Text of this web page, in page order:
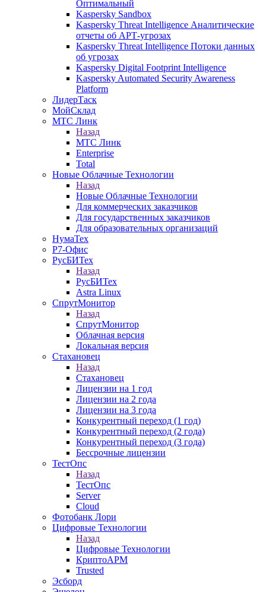
Оптимальный
Kaspersky Sandbox
Kaspersky Threat Intelligence Аналитические
отчеты об АРТ-угрозах
Kaspersky Threat Intelligence Потоки данных
об угрозах
Kaspersky Digital Footprint Intelligence
Kaspersky Automated Security Awareness
Platform
ЛидерТаск
МойСклад
МТС Линк
Назад
МТС Линк
Enterprise
Total
Новые Облачные Технологии
Назад
Новые Облачные Технологии
Для коммерческих заказчиков
Для государственных заказчиков
Для образовательных организаций
НумаТех
Р7-Офис
РусБИТех
Назад
РусБИТех
Astra Linux
СпрутМонитор
Назад
СпрутМонитор
Облачная версия
Локальная версия
Стахановец
Назад
Стахановец
Лицензии на 1 год
Лицензии на 2 года
Лицензии на 3 года
Конкурентный переход (1 год)
Конкурентный переход (2 года)
Конкурентный переход (3 года)
Бессрочные лицензии
ТестОпс
Назад
ТестОпс
Server
Cloud
Фотобанк Лори
Цифровые Технологии
Назад
Цифровые Технологии
КриптоАРМ
Trusted
Эсборд